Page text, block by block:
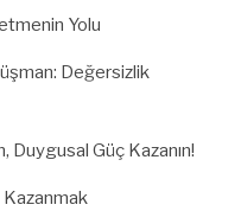
Yolu
Değersizlik
Duygusal Güç Kazanın!
Kazanmak